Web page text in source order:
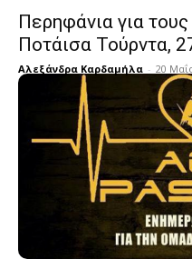
Περηφάνια για
Ποτάισα Τούρντα,
Αλεξάνδρα Καρδαμήλα - 20